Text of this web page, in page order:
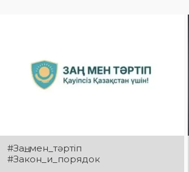
#Заң_мен_тәртіп
#Закон_и_порядок